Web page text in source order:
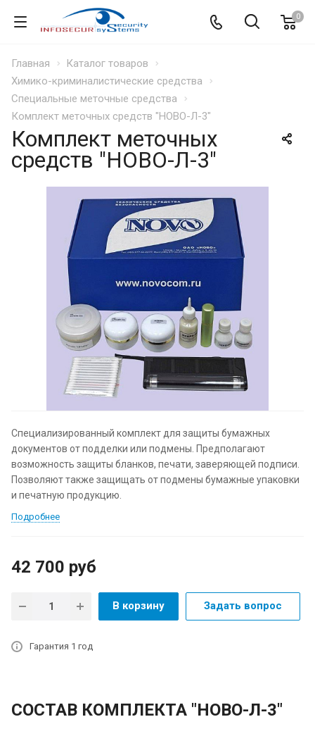
0
Главная
Каталог товаров
Химико-криминалистические средства
Специальные меточные средства
Комплект меточных средств "НОВО-Л-3"
Комплект меточных
средств "НОВО-Л-3"
Специализированный комплект для защиты бумажных
документов от подделки или подмены. Предполагают
возможность защиты бланков, печати, заверяющей подписи.
Позволяют также защищать от подмены бумажные упаковки
и печатную продукцию.
Подробнее
42 700 руб
В корзину Задать вопрос
Гарантия 1 год
СОСТАВ КОМПЛЕКТА "НОВО-Л-3"